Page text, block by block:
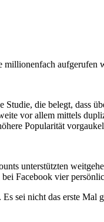
die belegt, dass
vor allem mittels
Popularität
unterstützten
Facebook vier
sei nicht das erste Mal